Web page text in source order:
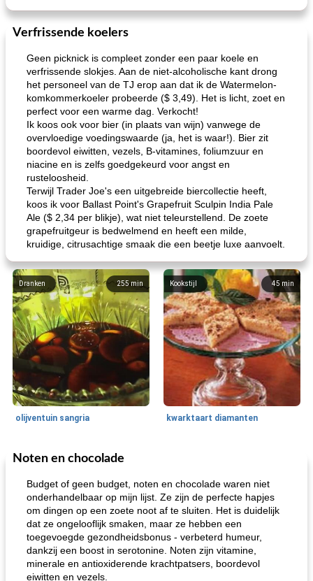
Verfrissende koelers
Geen picknick is compleet zonder een paar koele en
verfrissende slokjes. Aan de niet-alcoholische kant drong
het personeel van de TJ erop aan dat ik de Watermelon-
komkommerkoeler probeerde ($ 3,49). Het is licht, zoet en
perfect voor een warme dag. Verkocht!
Ik koos ook voor bier (in plaats van wijn) vanwege de
overvloedige voedingswaarde (ja, het is waar!). Bier zit
boordevol eiwitten, vezels, B-vitamines, foliumzuur en
niacine en is zelfs goedgekeurd voor angst en
rusteloosheid.
Terwijl Trader Joe's een uitgebreide biercollectie heeft,
koos ik voor Ballast Point's Grapefruit Sculpin India Pale
Ale ($ 2,34 per blikje), wat niet teleurstellend. De zoete
grapefruitgeur is bedwelmend en heeft een milde,
kruidige, citrusachtige smaak die een beetje luxe aanvoelt.
255min
Dranken
olijventuin sangria
45 min
Kookstijl
kwarktaart diamanten
65
Feestdagen en evenementen
Noten en chocolade
Budget of geen budget, noten en chocolade waren niet
onderhandelbaar op mijn lijst. Ze zijn de perfecte hapjes
om dingen op een zoete noot af te sluiten. Het is duidelijk
dat ze ongelooflijk smaken, maar ze hebben een
toegevoegde gezondheidsbonus - verbeterd humeur,
dankzij een boost in serotonine. Noten zijn vitamine,
minerale en antioxiderende krachtpatsers, boordevol
eiwitten en vezels.